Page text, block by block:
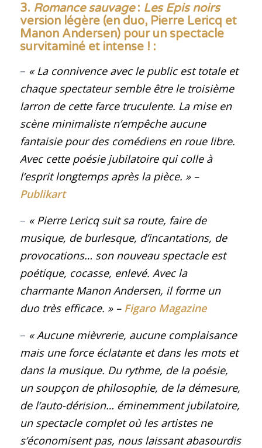
3. Romance sauvage: Les Epis noirs
version légère (en duo, Pierre Lericq et
Manon Andersen) pour un spectacle
survitaminé et intense ! :
– « La connivence avec le public est totale et
chaque spectateur semble être le troisième
larron de cette farce truculente. La mise en
scène minimaliste n’empêche aucune
fantaisie pour des comédiens en roue libre.
Avec cette poésie jubilatoire qui colle à
l’esprit longtemps après la pièce. » –
Publikart
– « Pierre Lericq suit sa route, faire de
musique, de burlesque, d’incantations, de
provocations… son nouveau spectacle est
poétique, cocasse, enlevé. Avec la
charmante Manon Andersen, il forme un
duo très efficace. » – Figaro Magazine
– « Aucune mièvrerie, aucune complaisance
mais une force éclatante et dans les mots et
dans la musique. Du rythme, de la poésie,
un soupçon de philosophie, de la démesure,
de l’auto-dérision… éminemment jubilatoire,
un spectacle complet où les artistes ne
s’économisent pas, nous laissant abasourdis